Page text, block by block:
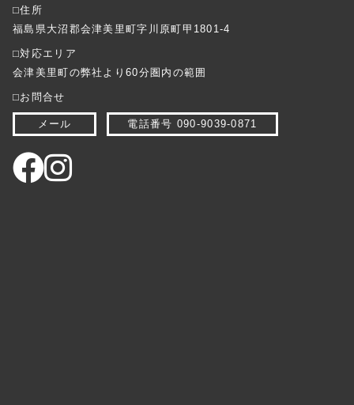
⬜︎住所
福島県大沼郡会津美里町字川原町甲1801-4
⬜︎対応エリア
会津美里町の弊社より60分圏内の範囲
⬜︎お問合せ
メール 電話番号 090-9039-0871